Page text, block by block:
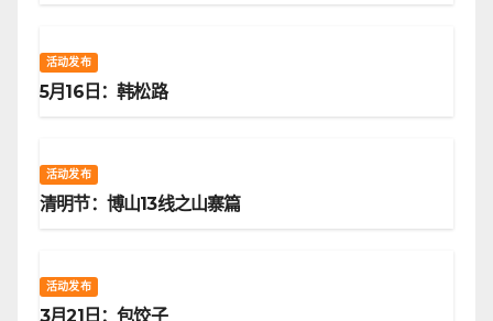
活动发布
5月16日：韩松路
活动发布
清明节：博山13线之山寨篇
活动发布
3月21日：包饺子